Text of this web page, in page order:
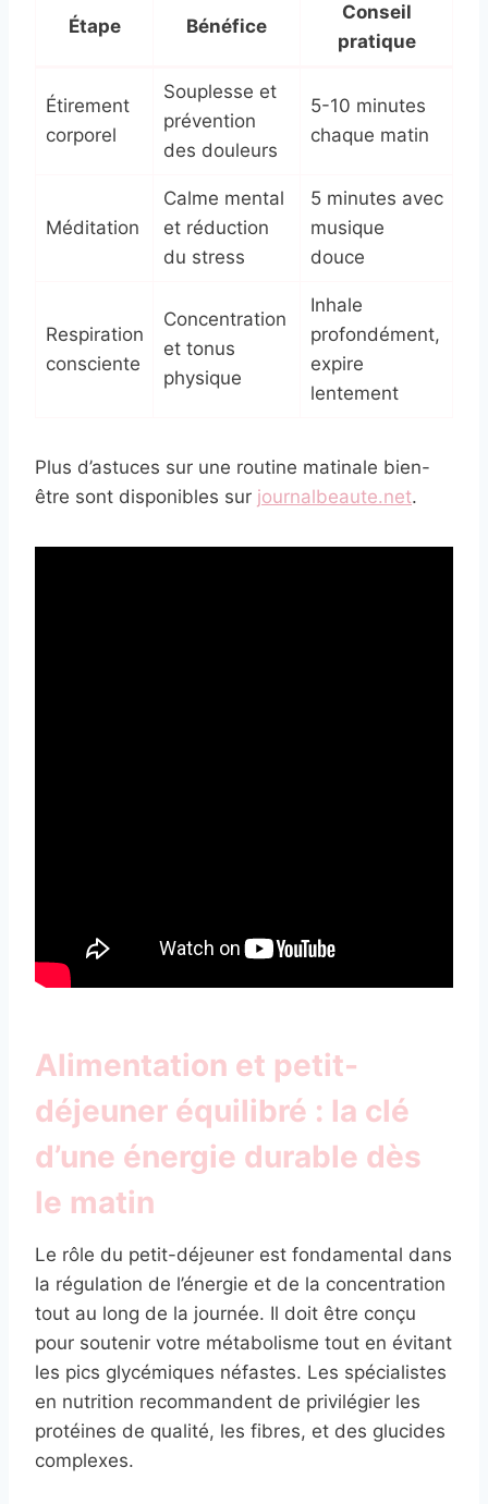
Étape Bénéfice
Conseil
pratique
Étirement
corporel
Souplesse et
prévention
des douleurs
5-10 minutes
chaque matin
Méditation
Calme mental
et réduction
du stress
5 minutes avec
musique
douce
Respiration
consciente
Concentration
et tonus
physique
Inhale
profondément,
expire
lentement
Plus d’astuces sur une routine matinale bien-
être sont disponibles sur journalbeaute.net.
Alimentation et petit-
déjeuner équilibré : la clé
d’une énergie durable dès
le matin
Le rôle du petit-déjeuner est fondamental dans
la régulation de l’énergie et de la concentration
tout au long de la journée. Il doit être conçu
pour soutenir votre métabolisme tout en évitant
les pics glycémiques néfastes. Les spécialistes
en nutrition recommandent de privilégier les
protéines de qualité, les fibres, et des glucides
complexes.